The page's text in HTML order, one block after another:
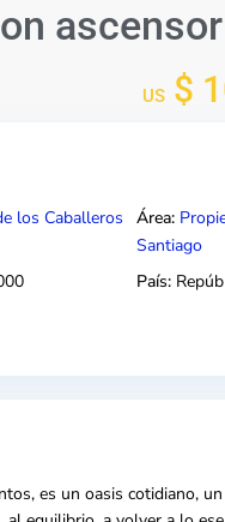
US$
los Caballeros Área:
Santiago
País:
es un oasis cotidiano,